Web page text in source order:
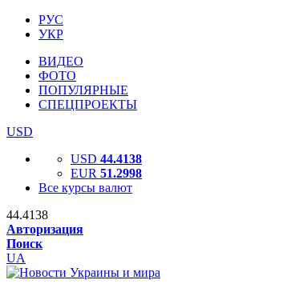
РУС
УКР
ВИДЕО
ФОТО
ПОПУЛЯРНЫЕ
СПЕЦПРОЕКТЫ
USD
USD 44.4138
EUR 51.2998
Все курсы валют
44.4138
Авторизация
Поиск
UA